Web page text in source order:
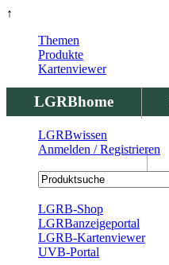
↑
LGRBhome
LGRBbohrungen
Themen
Produkte
Kartenviewer
LGRBwissen
Anmelden / Registrieren
LGRB-Shop
LGRBanzeigeportal
LGRB-Kartenviewer
UVB-Portal